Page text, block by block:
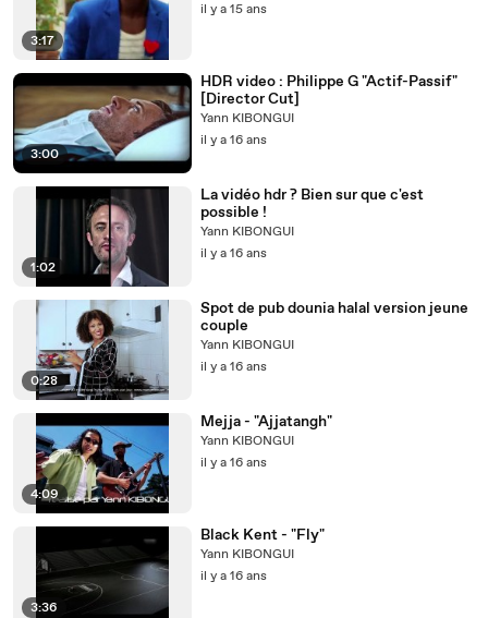
3:17
il y a 15 ans
3:00
HDR video : Philippe G "Actif-Passif"
[Director Cut]
Yann KIBONGUI
il y a 16 ans
1:02
La vidéo hdr ? Bien sur que c'est
possible !
Yann KIBONGUI
il y a 16 ans
0:28
Spot de pub dounia halal version jeune
couple
Yann KIBONGUI
il y a 16 ans
4:09
Mejja - "Ajjatangh"
Yann KIBONGUI
il y a 16 ans
3:36
Black Kent - "Fly"
Yann KIBONGUI
il y a 16 ans